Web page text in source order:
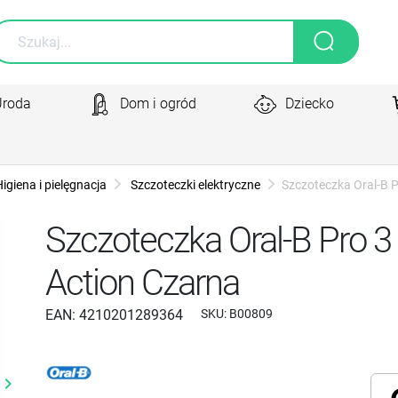
Dom i ogród Dziecko
i pielęgnacja Szczoteczki elektryczne Szczoteczka Oral-B
Następny
Szczoteczka Oral-B Pro
Action Czarna
EAN: 4210201289364 SKU: B00809